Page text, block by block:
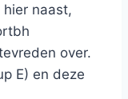
naast,
over.
E) en deze